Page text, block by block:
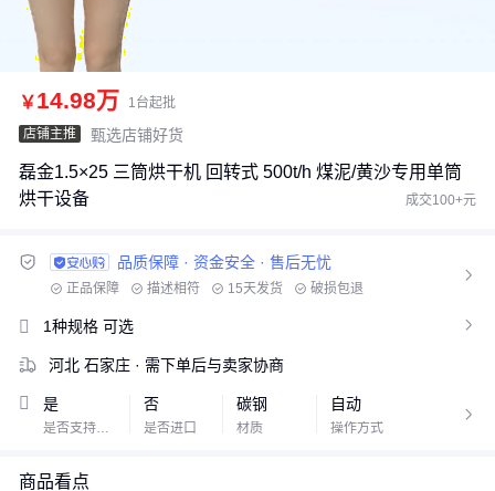
￥14.98万
1台起批
店铺主推
甄选店铺好货
磊金1.5×25 三筒烘干机 回转式 500t/h 煤泥/黄沙专用单筒
烘干设备
成交100+元
品质保障 · 资金安全 · 售后无忧
正品保障 描述相符 15天发货
破损包退
少货必赔

1种规格 可选 
河北 石家庄 · 需下单后与卖家协商
是
是否支持加工定制
否
是否进口
碳钢
材质
自动
操作方式

商品看点